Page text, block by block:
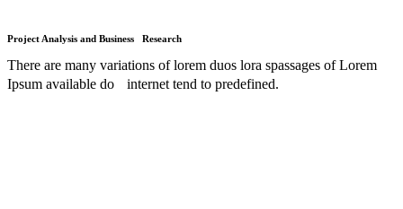
Project Analysis and Business Research
There are many variations of lorem duos lora spassages of Lorem
Ipsum available do internet tend to predefined.